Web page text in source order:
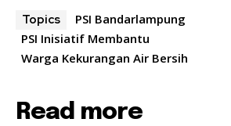
Topics
PSI Bandarlampung
PSI Inisiatif Membantu
Warga Kekurangan Air Bersih
Read more